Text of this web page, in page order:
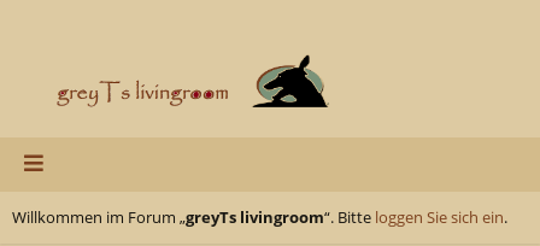
Willkommen im Forum „greyTs livingroom“. Bitte loggen Sie sich ein.